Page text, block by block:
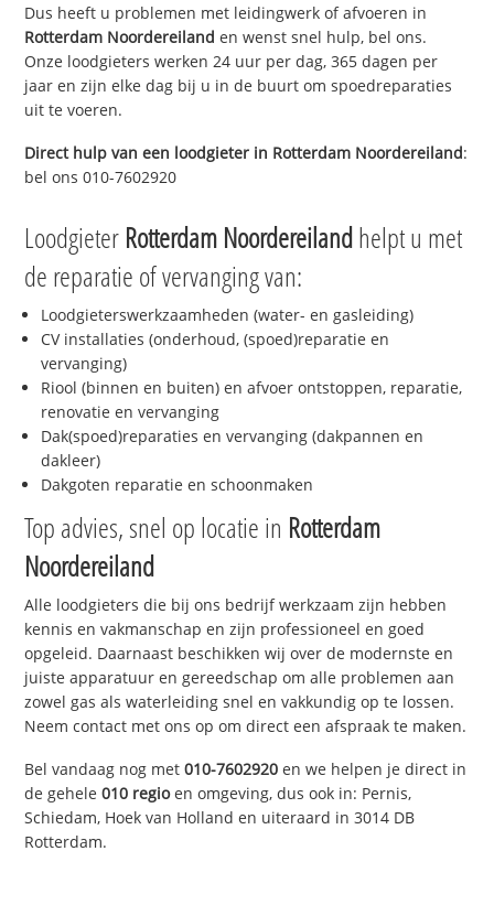
Dus heeft u problemen met leidingwerk of afvoeren in
Rotterdam Noordereiland en wenst snel hulp, bel ons.
Onze loodgieters werken 24 uur per dag, 365 dagen per
jaar en zijn elke dag bij u in de buurt om spoedreparaties
uit te voeren.
Direct hulp van een loodgieter in Rotterdam Noordereiland:
bel ons 010-7602920
Loodgieter Rotterdam Noordereilandhelpt u met
de reparatie of vervanging van:
Loodgieterswerkzaamheden (water- en gasleiding)
CV installaties (onderhoud, (spoed)reparatie en
vervanging)
Riool (binnen en buiten) en afvoer ontstoppen, reparatie,
renovatie en vervanging
Dak(spoed)reparaties en vervanging (dakpannen en
dakleer)
Dakgoten reparatie en schoonmaken
Top advies, snel op locatie in Rotterdam
Noordereiland
Alle loodgieters die bij ons bedrijf werkzaam zijn hebben
kennis en vakmanschap en zijn professioneel en goed
opgeleid. Daarnaast beschikken wij over de modernste en
juiste apparatuur en gereedschap om alle problemen aan
zowel gas als waterleiding snel en vakkundig op te lossen.
Neem contact met ons op om direct een afspraak te maken.
Bel vandaag nog met010-7602920 en we helpen je direct in
de gehele010 regioen omgeving, dus ook in: Pernis,
Schiedam, Hoek van Holland en uiteraard in 3014 DB
Rotterdam.